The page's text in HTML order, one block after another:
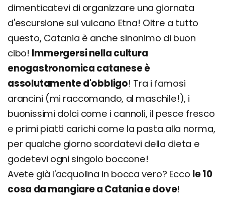
dimenticatevi di organizzare una giornata
d'escursione sul vulcano Etna! Oltre a tutto
questo, Catania è anche sinonimo di buon
cibo! Immergersi nella cultura
enogastronomica catanese è
assolutamente d'obbligo! Tra i famosi
arancini (mi raccomando, al maschile!), i
buonissimi dolci come i cannoli, il pesce fresco
e primi piatti carichi come la pasta alla norma,
per qualche giorno scordatevi della dieta e
godetevi ogni singolo boccone!
Avete già l'acquolina in bocca vero? Ecco le 10
cosa da mangiare a Catania e dove!